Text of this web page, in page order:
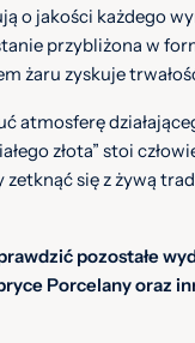
o jakości każdego
przybliżona w
żaru zyskuje
atmosferę
złota” stoi
się z żywą
pozostałe
Porcelany oraz